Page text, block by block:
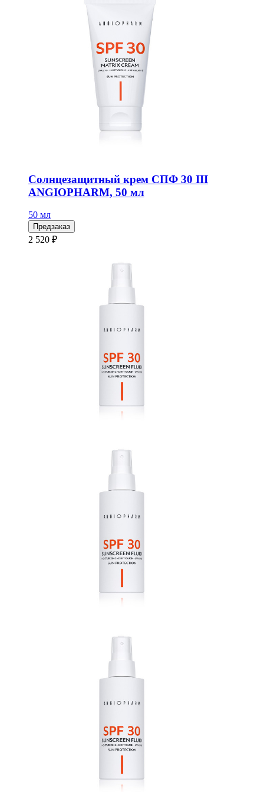
Солнцезащитный крем СПФ 30 III
ANGIOPHARM, 50 мл
50 мл
Предзаказ
2 520 ₽